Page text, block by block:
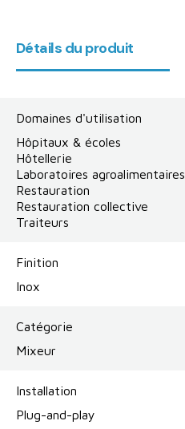
Détails du produit
Domaines d'utilisation
Hôpitaux & écoles
Hôtellerie
Laboratoires agroalimentaires
Restauration
Restauration collective
Traiteurs
Finition
Inox
Catégorie
Mixeur
Installation
Plug-and-play